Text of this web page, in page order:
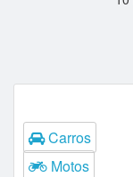
Carros
Motos